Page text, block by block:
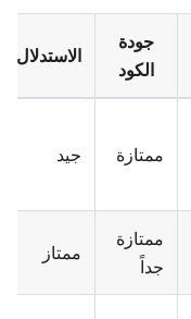
جودة
الكود
الاستدلال
ممتازة جيد
ممتازة
جداً
ممتاز